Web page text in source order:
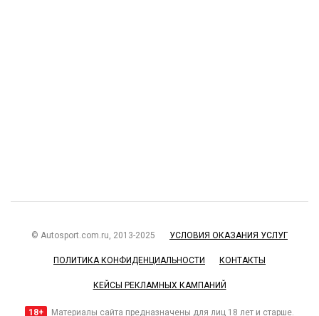
© Autosport.com.ru, 2013-2025 УСЛОВИЯ ОКАЗАНИЯ УСЛУГ
ПОЛИТИКА КОНФИДЕНЦИАЛЬНОСТИ КОНТАКТЫ
КЕЙСЫ РЕКЛАМНЫХ КАМПАНИЙ
18+ Материалы сайта предназначены для лиц 18 лет и старше.